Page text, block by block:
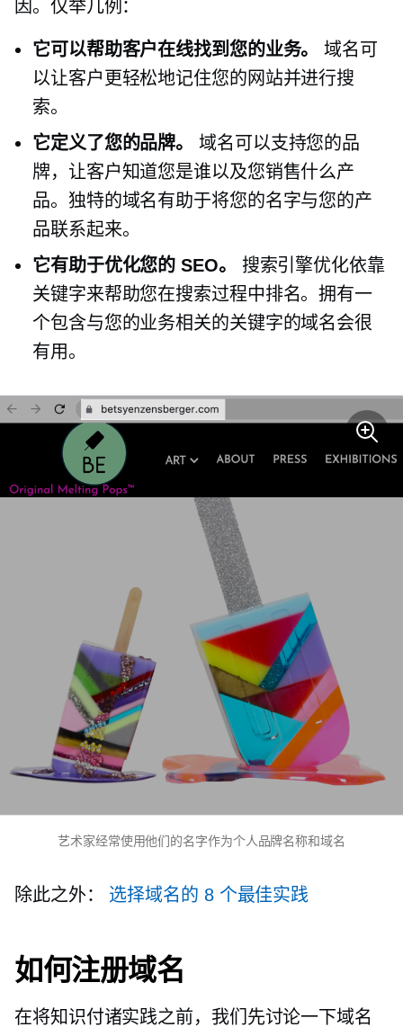
因。仅举几例：
它可以帮助客户在线找到您的业务。
域名可
以让客户更轻松地记住您的网站并进行搜
索。
它定义了您的品牌。
域名可以支持您的品
牌，让客户知道您是谁以及您销售什么产
品。独特的域名有助于将您的名字与您的产
品联系起来。
它有助于优化您的 SEO。
搜索引擎优化依靠
关键字来帮助您在搜索过程中排名。拥有一
个包含与您的业务相关的关键字的域名会很
有用。
艺术家经常使用他们的名字作为个人品牌名称和域名
除此之外： 选择域名的 8 个最佳实践
如何注册域名
在将知识付诸实践之前，我们先讨论一下域名